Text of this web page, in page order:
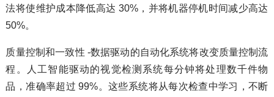
法将使维护成本降低高达 30%，并将机器停机时间减少高达
50%。
质量控制和一致性 -数据驱动的自动化系统将改变质量控制流
程。人工智能驱动的视觉检测系统每分钟将处理数千件物
品，准确率超过 99%。这些系统将从每次检查中学习，不断